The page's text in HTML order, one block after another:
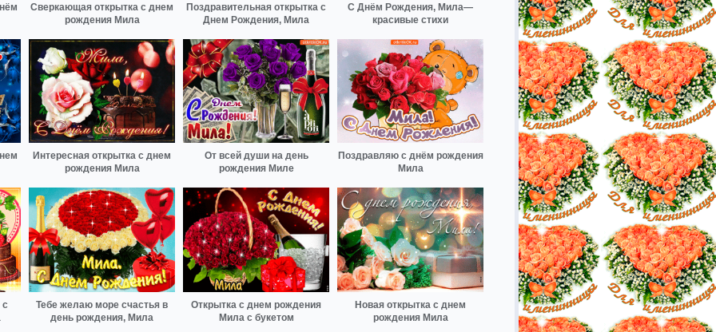
Сверкающая открытка с днем
рождения Мила
Поздравительная открытка с
Днем Рождения, Мила
С Днём Рождения, Мила—
красивые стихи
Интересная открытка с днем
рождения Мила
От всей души на день
рождения Миле
Поздравляю с днём рождения
Мила
с
Тебе желаю море счастья в
день рождения, Мила
Открытка с днем рождения
Мила с букетом
Новая открытка с днем
рождения Мила